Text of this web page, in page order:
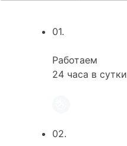
01.
Работаем
24 часа в сутки
02.